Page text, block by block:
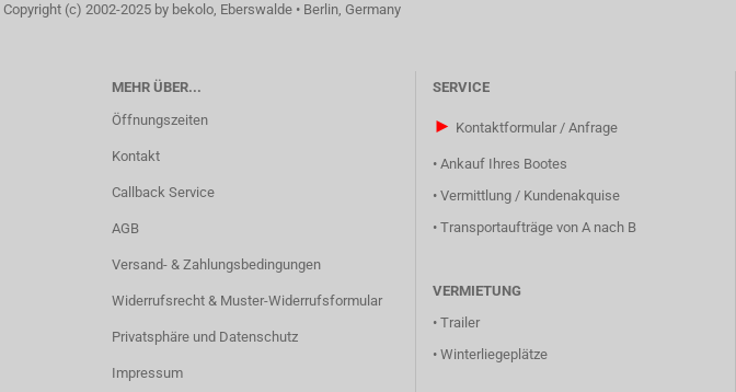
Copyright (c) 2002-2025 by bekolo, Eberswalde • Berlin, Germany
MEHR ÜBER...
Öffnungszeiten
Kontakt
Callback Service
AGB
Versand- & Zahlungsbedingungen
Widerrufsrecht & Muster-Widerrufsformular
Privatsphäre und Datenschutz
Impressum
SERVICE
► Kontaktformular / Anfrage
• Ankauf Ihres Bootes
• Vermittlung / Kundenakquise
• Transportaufträge von A nach B
VERMIETUNG
• Trailer
• Winterliegeplätze